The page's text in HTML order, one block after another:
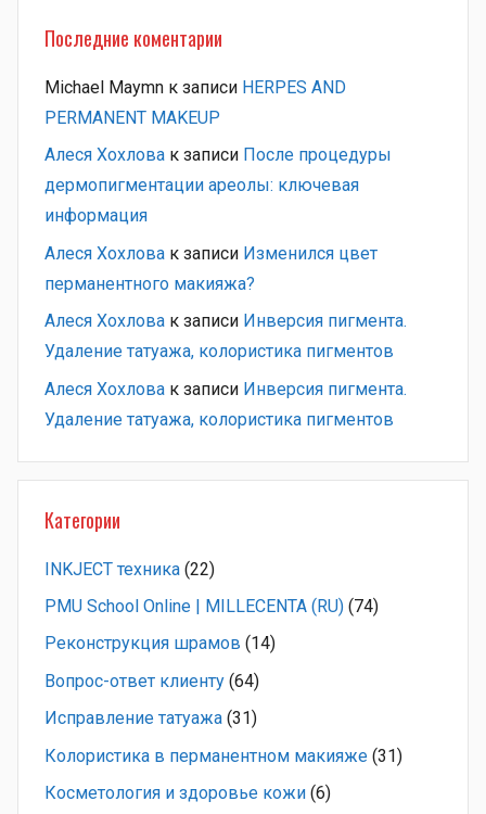
Последние коментарии
Michael Maymn к записи HERPES AND
PERMANENT MAKEUP
Алеся Хохлова к записи После процедуры
дермопигментации ареолы: ключевая
информация
Алеся Хохлова к записи Изменился цвет
перманентного макияжа?
Алеся Хохлова к записи Инверсия пигмента.
Удаление татуажа, колористика пигментов
Алеся Хохлова к записи Инверсия пигмента.
Удаление татуажа, колористика пигментов
Категории
INKJECT техника (22)
PMU School Online | MILLECENTA (RU) (74)
Pеконструкция шрамов (14)
Вопрос-ответ клиенту (64)
Исправление татуажа (31)
Колористика в перманентном макияже (31)
Косметология и здоровье кожи (6)